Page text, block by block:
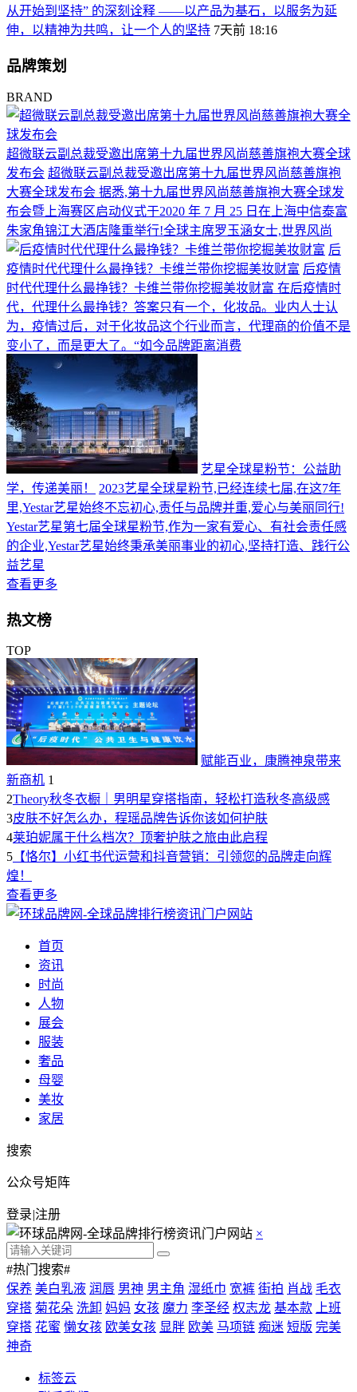
从开始到坚持” 的深刻诠释 ——以产品为基石，以服务为延
伸，以精神为共鸣，让一个人的坚持 7天前 18:16
品牌策划
BRAND
超微联云副总裁受邀出席第十九届世界风尚慈善旗袍大赛全球
发布会 超微联云副总裁受邀出席第十九届世界风尚慈善旗袍
大赛全球发布会 据悉,第十九届世界风尚慈善旗袍大赛全球发
布会暨上海赛区启动仪式于2020 年 7 月 25 日在上海中信泰富
朱家角锦江大酒店隆重举行!全球主席罗玉涵女士,世界风尚
后
疫情时代代理什么最挣钱？卡维兰带你挖掘美妆财富 后疫情
时代代理什么最挣钱？卡维兰带你挖掘美妆财富 在后疫情时
代，代理什么最挣钱？答案只有一个，化妆品。业内人士认
为，疫情过后，对于化妆品这个行业而言，代理商的价值不是
变小了，而是更大了。“如今品牌距离消费
艺星全球星粉节：公益助
学，传递美丽！
2023艺星全球星粉节,已经连续七届,在这7年
里,Yestar艺星始终不忘初心,责任与品牌并重,爱心与美丽同行!
Yestar艺星第七届全球星粉节,作为一家有爱心、有社会责任感
的企业,Yestar艺星始终秉承美丽事业的初心,坚持打造、践行公
益艺星
查看更多
热文榜
TOP
赋能百业，康腾神泉带来
新商机 1
2Theory秋冬衣橱｜男明星穿搭指南，轻松打造秋冬高级感
3皮肤不好怎么办，程瑶品牌告诉你该如何护肤
4莱珀妮属于什么档次？顶奢护肤之旅由此启程
5 【恪尔】小红书代运营和抖音营销：引领您的品牌走向辉
煌！
查看更多
首页
资讯
时尚
人物
展会
服装
奢品
母婴
美妆
家居
搜索
公众号矩阵
登录|注册
×
#热门搜索#
保养 美白乳液 润唇 男神 男主角 湿纸巾 宽裤 街拍 肖战 毛衣
穿搭 菊花朵 洗卸 妈妈 女孩 魔力 李圣经 权志龙 基本款
上班
穿搭 花蜜 懒女孩 欧美女孩 显胖 欧美 马项链 痴迷 短版 完美
神奇
标签云